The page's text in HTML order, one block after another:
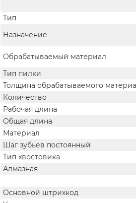
Тип
Назначение
Обрабатываемый материал
Тип пилки
Толщина обрабатываемого
Количество
Рабочая длина
Общая длина
Материал
Шаг зубьев постоянный
Тип хвостовика
Алмазная
Основной штрихкод